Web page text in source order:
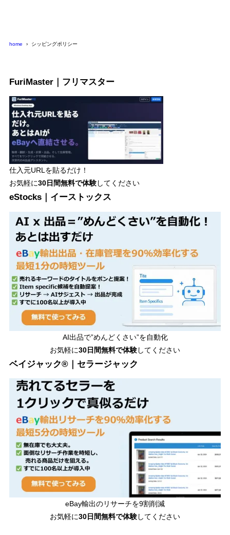
home シッピングポリシー
FuriMaster｜フリマスター
仕入元URLを貼るだけ！
お気軽に30日間無料で体験してください
eStocks｜イーストックス
AI出品で”めんどくさい”を自動化
お気軽に30日間無料で体験してください
ベイジャック®｜セラージャック
eBay輸出のリサーチを9割削減
お気軽に30日間無料で体験してください